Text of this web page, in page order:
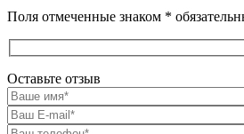
Поля отмеченные знаком *
Оставьте отзыв